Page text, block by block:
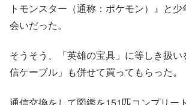
トモンスター（通称：ポケモン）』と
会いだった。
そうそう、「英雄の宝具」に等しき扱い
信ケーブル」も併せて買ってもらった。
通信交換をして図鑑を151匹コンプリー